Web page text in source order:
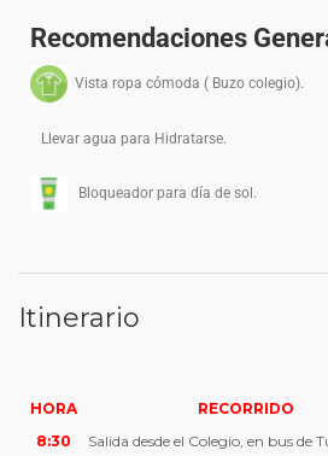
Recomendaciones
Vista ropa cómoda ( Buzo colegio).
Llevar agua para Hidratarse.
Bloqueador para día de sol.
Itinerario
HORA
RECORRIDO
8:30
Salida desde el Colegio, en bus de